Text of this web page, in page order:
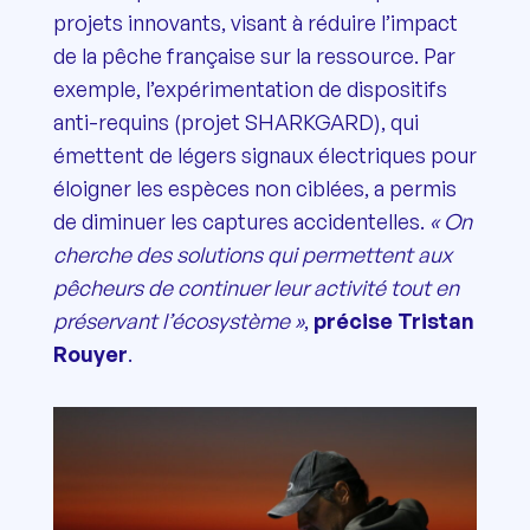
projets innovants, visant à réduire l’impact
de la pêche française sur la ressource. Par
exemple, l’expérimentation de dispositifs
anti-requins (projet SHARKGARD), qui
émettent de légers signaux électriques pour
éloigner les espèces non ciblées, a permis
de diminuer les captures accidentelles. « On
cherche des solutions qui permettent aux
pêcheurs de continuer leur activité tout en
préservant l’écosystème », précise Tristan
Rouyer.